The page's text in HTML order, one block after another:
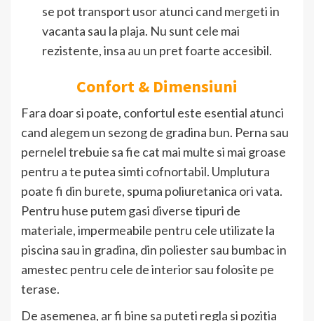
se pot transport usor atunci cand mergeti in
vacanta sau la plaja. Nu sunt cele mai
rezistente, insa au un pret foarte accesibil.
Confort & Dimensiuni
Fara doar si poate, confortul este esential atunci
cand alegem un sezong de gradina bun. Perna sau
pernelel trebuie sa fie cat mai multe si mai groase
pentru a te putea simti cofnortabil. Umplutura
poate fi din burete, spuma poliuretanica ori vata.
Pentru huse putem gasi diverse tipuri de
materiale, impermeabile pentru cele utilizate la
piscina sau in gradina, din poliester sau bumbac in
amestec pentru cele de interior sau folosite pe
terase.
De asemenea, ar fi bine sa puteti regla si pozitia